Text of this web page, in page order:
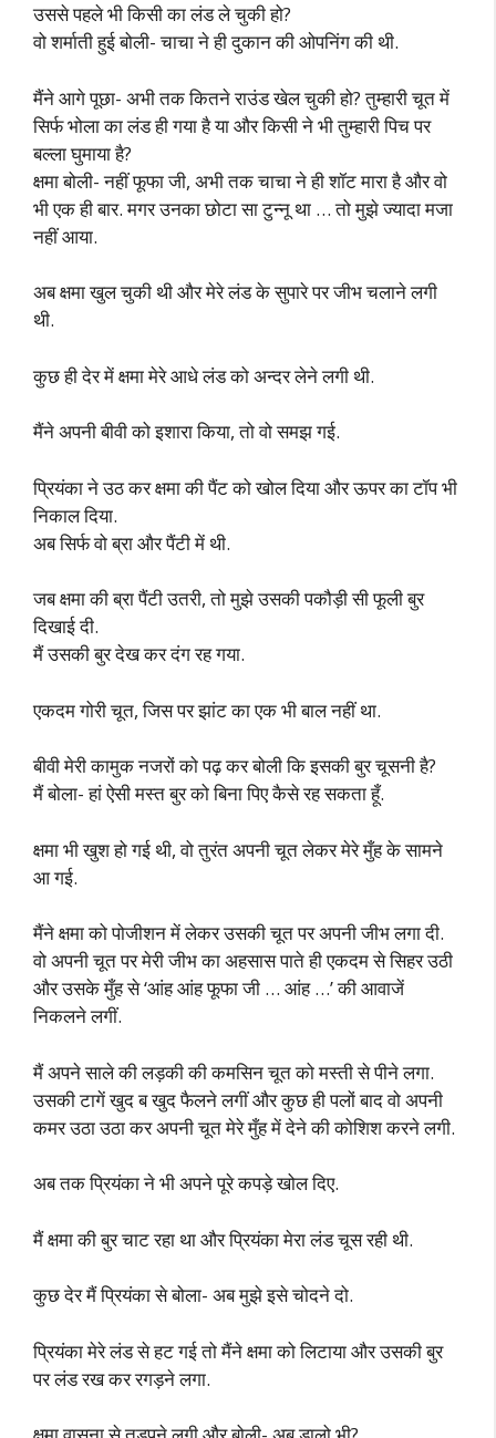
उससे पहले भी किसी का लंड ले चुकी हो?
वो शर्माती हुई बोली- चाचा ने ही दुकान की ओपनिंग की थी.
मैंने आगे पूछा- अभी तक कितने राउंड खेल चुकी हो? तुम्हारी चूत में
सिर्फ भोला का लंड ही गया है या और किसी ने भी तुम्हारी पिच पर
बल्ला घुमाया है?
क्षमा बोली- नहीं फूफा जी, अभी तक चाचा ने ही शॉट मारा है और वो
भी एक ही बार. मगर उनका छोटा सा टुन्नू था … तो मुझे ज्यादा मजा
नहीं आया.
अब क्षमा खुल चुकी थी और मेरे लंड के सुपारे पर जीभ चलाने लगी
थी.
कुछ ही देर में क्षमा मेरे आधे लंड को अन्दर लेने लगी थी.
मैंने अपनी बीवी को इशारा किया, तो वो समझ गई.
प्रियंका ने उठ कर क्षमा की पैंट को खोल दिया और ऊपर का टॉप भी
निकाल दिया.
अब सिर्फ वो ब्रा और पैंटी में थी.
जब क्षमा की ब्रा पैंटी उतरी, तो मुझे उसकी पकौड़ी सी फूली बुर
दिखाई दी.
मैं उसकी बुर देख कर दंग रह गया.
एकदम गोरी चूत, जिस पर झांट का एक भी बाल नहीं था.
बीवी मेरी कामुक नजरों को पढ़ कर बोली कि इसकी बुर चूसनी है?
मैं बोला- हां ऐसी मस्त बुर को बिना पिए कैसे रह सकता हूँ.
क्षमा भी खुश हो गई थी, वो तुरंत अपनी चूत लेकर मेरे मुँह के सामने
आ गई.
मैंने क्षमा को पोजीशन में लेकर उसकी चूत पर अपनी जीभ लगा दी.
वो अपनी चूत पर मेरी जीभ का अहसास पाते ही एकदम से सिहर उठी
और उसके मुँह से ‘आंह आंह फूफा जी … आंह …’ की आवाजें
निकलने लगीं.
मैं अपने साले की लड़की की कमसिन चूत को मस्ती से पीने लगा.
उसकी टागें खुद ब खुद फैलने लगीं और कुछ ही पलों बाद वो अपनी
कमर उठा उठा कर अपनी चूत मेरे मुँह में देने की कोशिश करने लगी.
अब तक प्रियंका ने भी अपने पूरे कपड़े खोल दिए.
मैं क्षमा की बुर चाट रहा था और प्रियंका मेरा लंड चूस रही थी.
कुछ देर मैं प्रियंका से बोला- अब मुझे इसे चोदने दो.
प्रियंका मेरे लंड से हट गई तो मैंने क्षमा को लिटाया और उसकी बुर
पर लंड रख कर रगड़ने लगा.